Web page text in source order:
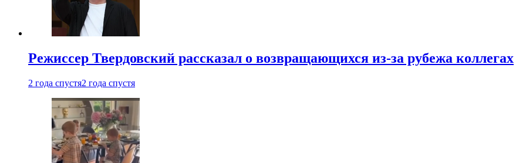
Режиссер Твердовский рассказал о возвращающихся из-за рубежа коллегах
2 года спустя2 года спустя